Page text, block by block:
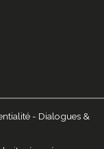
- Dialogues &